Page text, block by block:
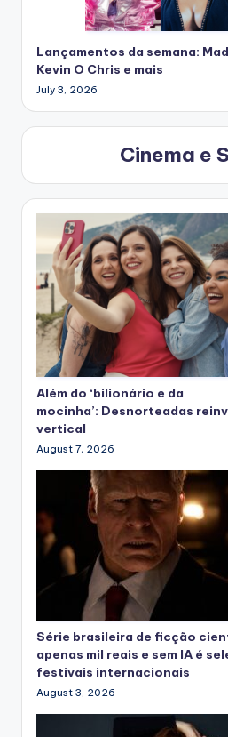
Lançamentos da semana:
Kevin O Chris e mais
July 3, 2026
Cinema e
Além do ‘bilionário e da
mocinha’: Desnorteadas
vertical
August 7, 2026
Série brasileira de ficção
apenas mil reais e sem IA é
festivais internacionais
August 3, 2026